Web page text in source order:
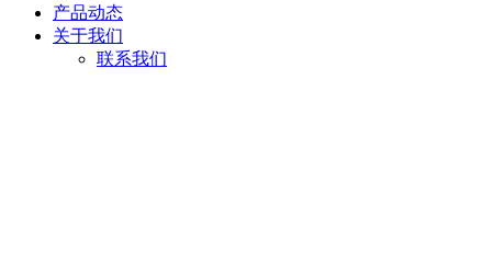
产品动态
关于我们
联系我们